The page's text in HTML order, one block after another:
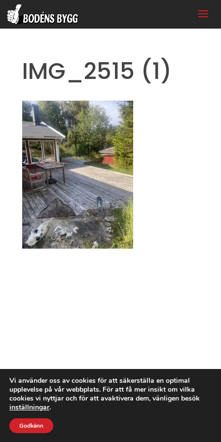
IMG_2515 (1)
Vi använder oss av cookies för att säkerställa en optimal
upplevelse på vår webbplats. För att få mer insikt om vilka
cookies vi nyttjar och för att avaktivera dem, vänligen besök
inställningar.
Godkänn